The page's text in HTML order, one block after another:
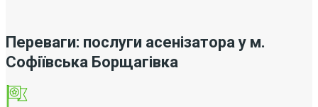
Переваги: послуги асенізатора у м.
Софіївська Борщагівка